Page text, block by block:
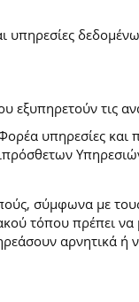
εξυπηρετούν τις
υπηρεσίες
σύμφωνα με
τόπου πρέπει
αρνητικά